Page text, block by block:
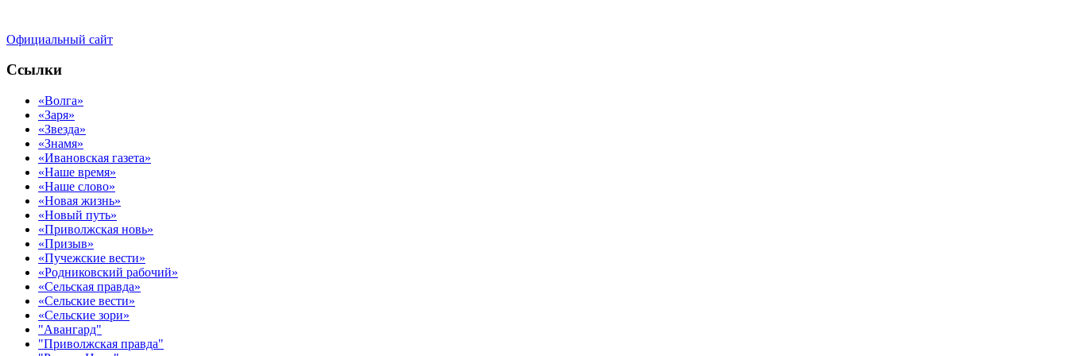
Официальный сайт
Ссылки
«Волга»
«Заря»
«Звезда»
«Знамя»
«Ивановская газета»
«Наше время»
«Наше слово»
«Новая жизнь»
«Новый путь»
«Приволжская новь»
«Призыв»
«Пучежские вести»
«Родниковский рабочий»
«Сельская правда»
«Сельские вести»
«Сельские зори»
"Авангард"
"Приволжская правда"